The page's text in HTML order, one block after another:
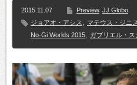
2015.11.07 Preview JJ Globo
ジョアオ・アシス
マテウス・ジニス
No-Gi Worlds 2015
ガブリエル・ス